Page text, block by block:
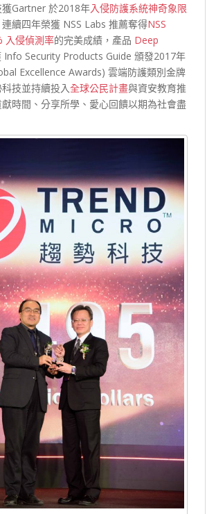
Gartner 於2018年入侵防護系統神奇象限
續四年榮獲 NSS Labs 推薦奪得NSS
入侵偵測率的完美成績，產品 Deep
Info Security Products Guide 頒發2017年
Excellence Awards) 雲端防護類別金牌
技並持續投入全球公民計畫與資安教育推
時間、分享所學、愛心回饋以期為社會盡